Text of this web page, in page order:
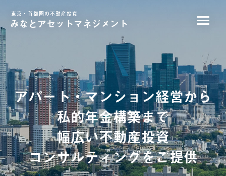
東京・首都圏の不動産投資
みなとアセットマネジメント
アパート・マンション経営から
私的年金構築まで
幅広い不動産投資
コンサルティングをご提供